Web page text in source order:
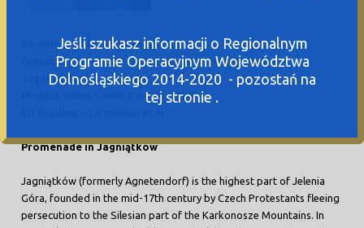
Recipient: City of Jelenia Góra
Project title: Closer to nature, protecting nature –
Jagniątków Promenade
Project value – over 2 million PLN
Promenade in Jagniątków
Jagniątków (formerly Agnetendorf) is the highest part of Jelenia
Góra, founded in the mid-17th century by Czech Protestants fleeing
persecution to the Silesian part of the Karkonosze Mountains. In
Jeśli szukasz informacji o Regionalnym
Programie Operacyjnym Województwa
Dolnośląskiego 2014-2020 - pozostań na
tej stronie .